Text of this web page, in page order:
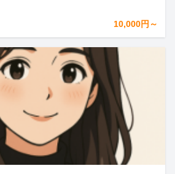
10,000円～